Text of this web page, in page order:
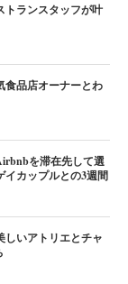
トランスタッフが叶
食品店オーナーとわ
を滞在先して選
イカップルとの3週間
しいアトリエとチャ